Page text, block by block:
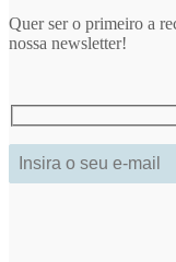
Quer ser o primeiro a
nossa newsletter!